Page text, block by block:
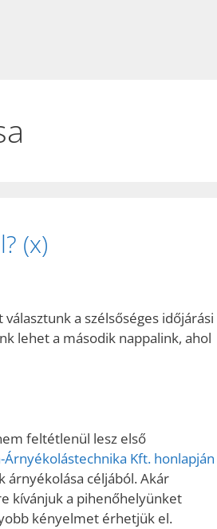
(x)
a szélsőséges időjárási
lehet a második nappalink, ahol
feltétlenül lesz első
Árnyékolástechnika Kft. honlapján
céljából. Akár
kívánjuk a pihenőhelyünket
kényelmet érhetjük el.